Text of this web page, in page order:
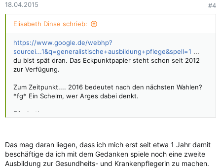
18.04.2015 #4
Elisabeth Dinse schrieb:
https://www.google.de/webhp?
sourcei...1&q=generalistische+ausbildung+pflege&spell=1 ...
du bist spät dran. Das Eckpunktpapier steht schon seit 2012
zur Verfügung.
Zum Zeitpunkt.... 2016 bedeutet nach den nächsten Wahlen?
*fg* Ein Schelm, wer Arges dabei denkt.
Elisabeth
Das mag daran liegen, dass ich mich erst seit etwa 1 Jahr damit
beschäftige da ich mit dem Gedanken spiele noch eine zweite
Ausbildung zur Gesundheits- und Krankenpflegerin zu machen.